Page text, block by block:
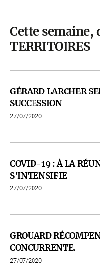
Cette semaine,
TERRITOIRES
GÉRARD LARCHER
SUCCESSION
27/07/2020
COVID-19 : À LA
S'INTENSIFIE
27/07/2020
GROUARD
CONCURRENTE.
27/07/2020